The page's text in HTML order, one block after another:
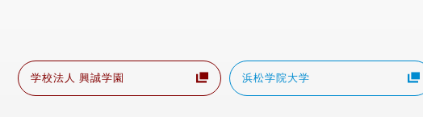
学校法人 興誠学園 浜松学院大学